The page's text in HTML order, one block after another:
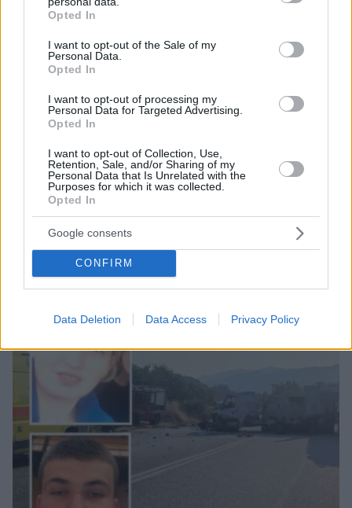
grant or deny consent to Google and its third-party tags to
use your data for below specified purposes in below Google
consent section.
Opted In
I want to opt-out of the Sale of my
Personal Data.
Opted In
I want to opt-out of processing my
Personal Data for Targeted Advertising.
Opted In
I want to opt-out of Collection, Use,
Retention, Sale, and/or Sharing of my
Personal Data that Is Unrelated with the
Purposes for which it was collected.
Opted In
Google consents
CONFIRM
Data Deletion Data Access Privacy Policy
Βίντεο: Μεθυσμένη σκότωσε νύφη λίγες ώρες
μετά τον γάμο της και στο τμήμα ζητούσε
κλαίγοντας τον πατέρα της
08.08.2026, 09:25